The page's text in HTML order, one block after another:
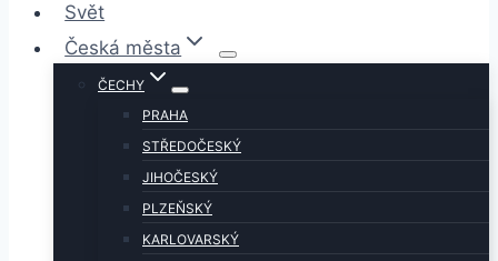
Svět
Česká města
ČECHY
PRAHA
STŘEDOČESKÝ
JIHOČESKÝ
PLZEŇSKÝ
KARLOVARSKÝ